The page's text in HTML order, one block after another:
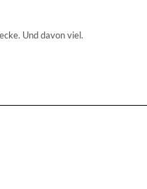
Und davon viel.